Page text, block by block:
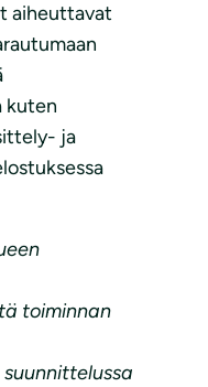
aiheuttavat
kuten
ja
toiminnan